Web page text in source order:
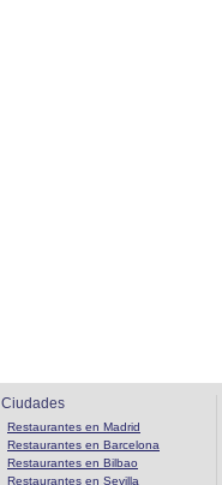
Ciudades
Restaurantes en Madrid
Restaurantes en Barcelona
Restaurantes en Bilbao
Restaurantes en Sevilla